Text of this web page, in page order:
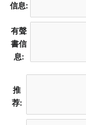
信息:
有聲
書信
息:
推
荐: